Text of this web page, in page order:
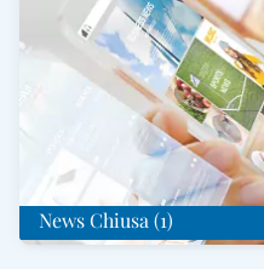
News Chiusa (1)